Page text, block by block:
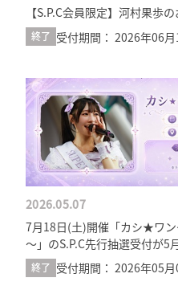
【S.P.C会員限定】河村果歩
終了 受付期間： 2026年06
2026.05.07
7月18日(土)開催「カシ★ワ
～」のS.P.C先行抽選受付が5
終了 受付期間： 2026年05